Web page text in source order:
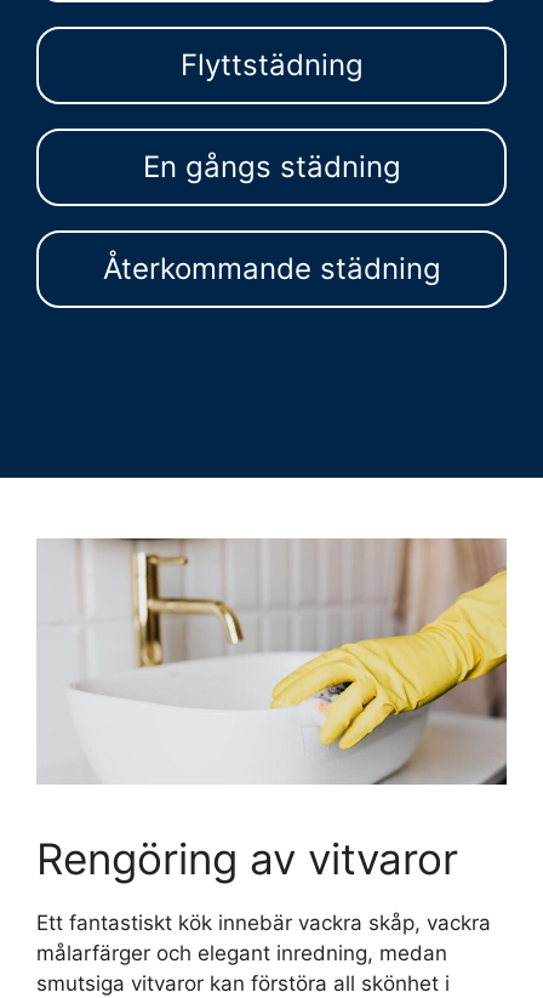
Flyttstädning
En gångs städning
Återkommande städning
Rengöring av vitvaror
Ett fantastiskt kök innebär vackra skåp, vackra
målarfärger och elegant inredning, medan
smutsiga vitvaror kan förstöra all skönhet i